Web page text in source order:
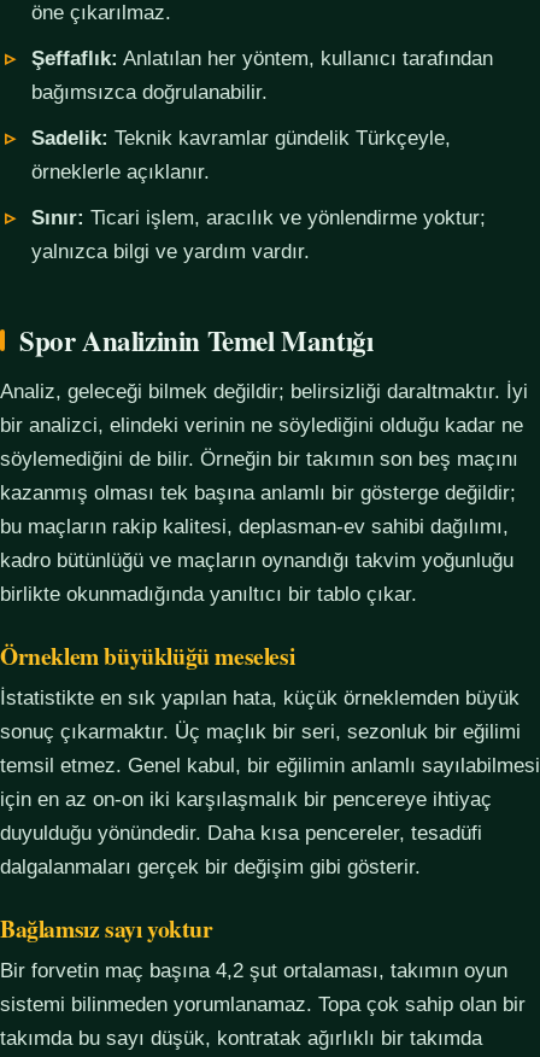
öne çıkarılmaz.
Şeffaflık: Anlatılan her yöntem, kullanıcı tarafından
bağımsızca doğrulanabilir.
Sadelik: Teknik kavramlar gündelik Türkçeyle,
örneklerle açıklanır.
Sınır: Ticari işlem, aracılık ve yönlendirme yoktur;
yalnızca bilgi ve yardım vardır.
Spor Analizinin Temel Mantığı
Analiz, geleceği bilmek değildir; belirsizliği daraltmaktır. İyi
bir analizci, elindeki verinin ne söylediğini olduğu kadar ne
söylemediğini de bilir. Örneğin bir takımın son beş maçını
kazanmış olması tek başına anlamlı bir gösterge değildir;
bu maçların rakip kalitesi, deplasman-ev sahibi dağılımı,
kadro bütünlüğü ve maçların oynandığı takvim yoğunluğu
birlikte okunmadığında yanıltıcı bir tablo çıkar.
Örneklem büyüklüğü meselesi
İstatistikte en sık yapılan hata, küçük örneklemden büyük
sonuç çıkarmaktır. Üç maçlık bir seri, sezonluk bir eğilimi
temsil etmez. Genel kabul, bir eğilimin anlamlı sayılabilmesi
için en az on-on iki karşılaşmalık bir pencereye ihtiyaç
duyulduğu yönündedir. Daha kısa pencereler, tesadüfi
dalgalanmaları gerçek bir değişim gibi gösterir.
Bağlamsız sayı yoktur
Bir forvetin maç başına 4,2 şut ortalaması, takımın oyun
sistemi bilinmeden yorumlanamaz. Topa çok sahip olan bir
takımda bu sayı düşük, kontratak ağırlıklı bir takımda